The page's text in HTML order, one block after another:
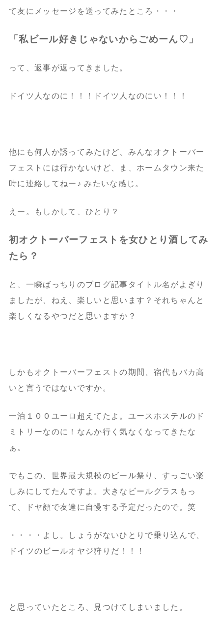
て友にメッセージを送ってみたところ・・・
「私ビール好きじゃないからごめーん♡」
って、返事が返ってきました。
ドイツ人なのに！！！ドイツ人なのにい！！！
他にも何人か誘ってみたけど、みんなオクトーバー
フェストには行かないけど、ま、ホームタウン来た
時に連絡してねー♪ みたいな感じ。
えー。もしかして、ひとり？
初オクトーバーフェストを女ひとり酒してみ
たら？
と、一瞬ばっちりのブログ記事タイトル名がよぎり
ましたが、ねえ、楽しいと思います？それちゃんと
楽しくなるやつだと思いますか？
しかもオクトーバーフェストの期間、宿代もバカ高
いと言うではないですか。
一泊１００ユーロ超えてたよ。ユースホステルのド
ミトリーなのに！なんか行く気なくなってきたな
ぁ。
でもこの、世界最大規模のビール祭り、すっごい楽
しみにしてたんですよ。大きなビールグラスもっ
て、ドヤ顔で友達に自慢する予定だったので。笑
・・・・よし。しょうがないひとりで乗り込んで、
ドイツのビールオヤジ狩りだ！！！
と思っていたところ、見つけてしまいました。